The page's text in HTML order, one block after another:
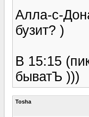
Алла-с-
бузит? )
В 15:15
быватЪ )))
Tosha